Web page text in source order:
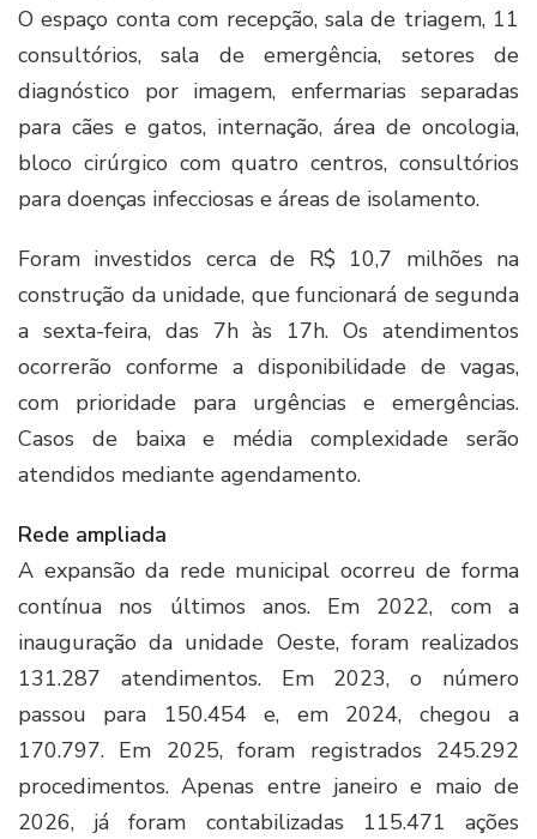
O espaço conta com recepção, sala de triagem, 11
consultórios, sala de emergência, setores de
diagnóstico por imagem, enfermarias separadas
para cães e gatos, internação, área de oncologia,
bloco cirúrgico com quatro centros, consultórios
para doenças infecciosas e áreas de isolamento.
Foram investidos cerca de R$ 10,7 milhões na
construção da unidade, que funcionará de segunda
a sexta-feira, das 7h às 17h. Os atendimentos
ocorrerão conforme a disponibilidade de vagas,
com prioridade para urgências e emergências.
Casos de baixa e média complexidade serão
atendidos mediante agendamento.
Rede ampliada
A expansão da rede municipal ocorreu de forma
contínua nos últimos anos. Em 2022, com a
inauguração da unidade Oeste, foram realizados
131.287 atendimentos. Em 2023, o número
passou para 150.454 e, em 2024, chegou a
170.797. Em 2025, foram registrados 245.292
procedimentos. Apenas entre janeiro e maio de
2026, já foram contabilizadas 115.471 ações